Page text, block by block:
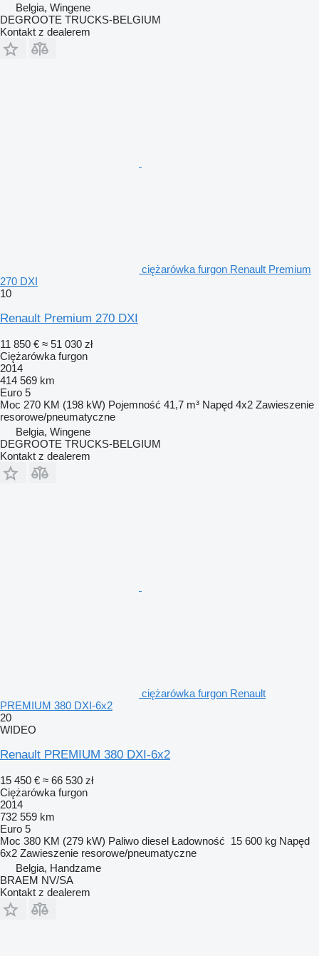
Belgia, Wingene
DEGROOTE TRUCKS-BELGIUM
Kontakt z dealerem
ciężarówka furgon Renault Premium
270 DXI
10
Renault Premium 270 DXI
11 850 € ≈ 51 030 zł
Ciężarówka furgon
2014
414 569 km
Euro 5
Moc 270 KM (198 kW) Pojemność 41,7 m³ Napęd 4x2 Zawieszenie
resorowe/pneumatyczne
Belgia, Wingene
DEGROOTE TRUCKS-BELGIUM
Kontakt z dealerem
ciężarówka furgon Renault
PREMIUM 380 DXI-6x2
20
WIDEO
Renault PREMIUM 380 DXI-6x2
15 450 € ≈ 66 530 zł
Ciężarówka furgon
2014
732 559 km
Euro 5
Moc 380 KM (279 kW) Paliwo diesel Ładowność 15 600 kg Napęd
6x2 Zawieszenie resorowe/pneumatyczne
Belgia, Handzame
BRAEM NV/SA
Kontakt z dealerem